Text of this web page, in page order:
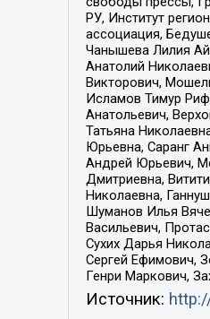
РУ, Институт
ассоциация,
Чанышева Лилия
Анатолий
Викторович,
Исламов Тимур
Анатольевич,
Татьяна
Юрьевна, Саранг
Андрей Юрьевич,
Дмитриевна,
Николаевна,
Шуманов Илья
Васильевич,
Сухих Дарья
Сергей Ефимович,
Генри Маркович,
Источник: